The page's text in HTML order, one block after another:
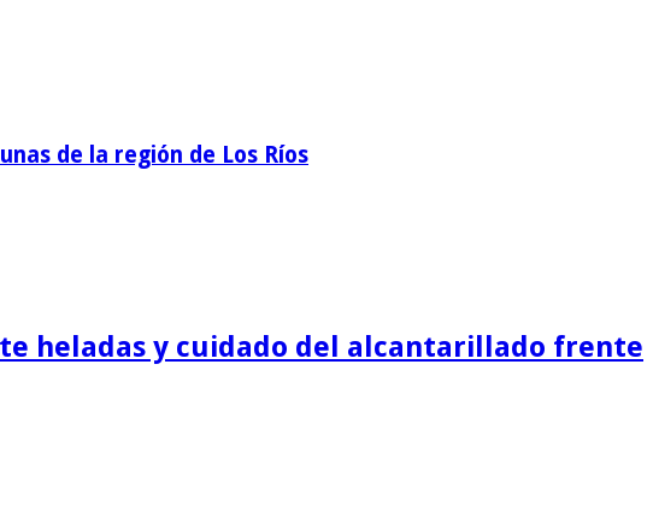
de la región de Los Ríos
heladas y cuidado del alcantarillado frente